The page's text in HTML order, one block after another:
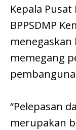
Kepala
BPPSDMP
memegang
“Pelepasan
merupakan